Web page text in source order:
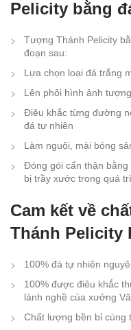
Pelicity bằng
Tượng Thánh Pelicity
đoạn sau:
Lựa chọn loại đá trắng
Lên phôi hình ảnh
Điêu khắc từng đường
đá tự nhiên
Làm nguội, mài bóng
Đóng gói cẩn thận
bị trầy xước trong quá
Cam kết về
Thánh Pelicity
100% đá tự nhiên
100% được điêu khắc
lành nghề của xưởng
Chất lượng bền bỉ cùng